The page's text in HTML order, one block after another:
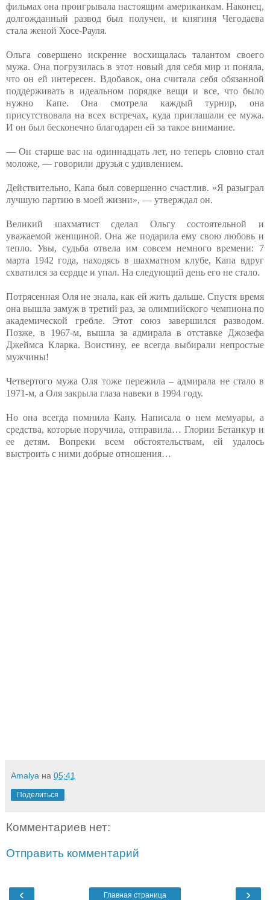
фильмах она проигрывала настоящим американкам. Наконец,
долгожданный развод был получен, и княгиня Чегодаева
стала женой Хосе-Рауля.
Ольга совершено искренне восхищалась талантом своего
мужа. Она погрузилась в этот новый для себя мир и поняла,
что он ей интересен. Вдобавок, она считала себя обязанной
поддерживать в идеальном порядке вещи и все, что было
нужно Капе. Она смотрела каждый турнир, она
присутствовала на всех встречах, куда приглашали ее мужа.
И он был бесконечно благодарен ей за такое внимание.
— Он старше вас на одиннадцать лет, но теперь словно стал
моложе, — говорили друзья с удивлением.
Действительно, Капа был совершенно счастлив. «Я разыграл
лучшую партию в моей жизни», — утверждал он.
Великий шахматист сделал Ольгу состоятельной и
уважаемой женщиной. Она же подарила ему свою любовь и
тепло. Увы, судьба отвела им совсем немного времени: 7
марта 1942 года, находясь в шахматном клубе, Капа вдруг
схватился за сердце и упал. На следующий день его не стало.
Потрясенная Оля не знала, как ей жить дальше. Спустя время
она вышла замуж в третий раз, за олимпийского чемпиона по
академической гребле. Этот союз завершился разводом.
Позже, в 1967-м, вышла за адмирала в отставке Джозефа
Джеймса Кларка. Воистину, ее всегда выбирали непростые
мужчины!
Четвертого мужа Оля тоже пережила – адмирала не стало в
1971-м, а Оля закрыла глаза навеки в 1994 году.
Но она всегда помнила Капу. Написала о нем мемуары, а
средства, которые поручила, отправила… Глории Бетанкур и
ее детям. Вопреки всем обстоятельствам, ей удалось
выстроить с ними добрые отношения…
Amalya на 05:41
Поделиться
Комментариев нет:
Отправить комментарий
‹ ›
Главная страница